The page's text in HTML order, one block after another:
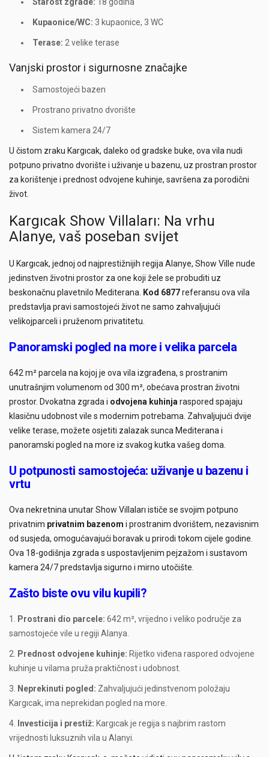
Kupaonice/WC: 3 kupaonice, 3 WC
Terase: 2 velike terase
Vanjski prostor i sigurnosne značajke
Samostojeći bazen
Prostrano privatno dvorište
Sistem kamera 24/7
U čistom zraku Kargıcak, daleko od gradske buke, ova vila nudi
potpuno privatno dvorište i uživanje u bazenu, uz prostran prostor
za korištenje i prednost odvojene kuhinje, savršena za porodični
život.
Kargıcak Show Villaları: Na vrhu
Alanye, vaš poseban svijet
U Kargıcak, jednoj od najprestižnijih regija Alanye, Show Ville nude
jedinstven životni prostor za one koji žele se probuditi uz
beskonačnu plavetnilo Mediterana.
Kod 6877referansu ova vila
predstavlja pravi samostojeći život ne samo zahvaljujući
velikojparceli i pruženom privatitetu.
Panoramski pogled na more i velika parcela
642 m² parcela na kojoj je ova vila izgrađena, s prostranim
unutrašnjim volumenom od 300 m², obećava prostran životni
prostor. Dvokatna zgrada i odvojena kuhinja raspored spajaju
klasičnu udobnost vile s modernim potrebama. Zahvaljujući dvije
velike terase, možete osjetiti zalazak sunca Mediterana i
panoramski pogled na more iz svakog kutka vašeg doma.
U potpunosti samostojeća: uživanje u bazenu i
vrtu
Ova nekretnina unutar Show Villaları ističe se svojim potpuno
privatnim privatnim bazenom i prostranim dvorištem, nezavisnim
od susjeda, omogućavajući boravak u prirodi tokom cijele godine.
Ova 18-godišnja zgrada s uspostavljenim pejzažom i sustavom
kamera 24/7 predstavlja sigurno i mirno utočište.
Zašto biste ovu vilu kupili?
Prostrani dio parcele: 642 m², vrijedno i veliko područje za
samostojeće vile u regiji Alanya.
Prednost odvojene kuhinje: Rijetko viđena raspored odvojene
kuhinje u vilama pruža praktičnost i udobnost.
Neprekinuti pogled: Zahvaljujući jedinstvenom položaju
Kargıcak, ima neprekidan pogled na more.
Investicija i prestiž: Kargıcak je regija s najbrim rastom
vrijednosti luksuznih vila u Alanyi.